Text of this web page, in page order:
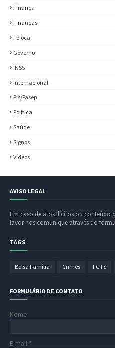
Finança
Finanças
Fofoca
Governo
INSS
Internacional
Pis/Pasep
Política
Saúde
Signos
Vídeos
AVISO LEGAL
Em caso de atos ilícitos ou conteúdo
favor nos comunique através do
TAGS
Bolsa Família Crimes FGTS
FORMULÁRIO DE CONTATO
Nome
E-mail *